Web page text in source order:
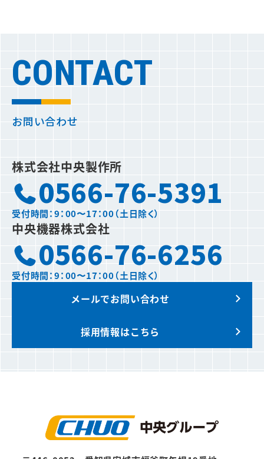
CONTACT
お問い合わせ
株式会社中央製作所
0566-76-5391
受付時間：9：00〜17：00（土日除く）
中央機器株式会社
0566-76-6256
受付時間：9：00〜17：00（土日除く）
メールでお問い合わせ
採用情報はこちら